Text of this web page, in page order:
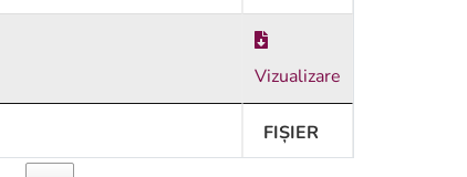
Vizualizare
FIȘIER